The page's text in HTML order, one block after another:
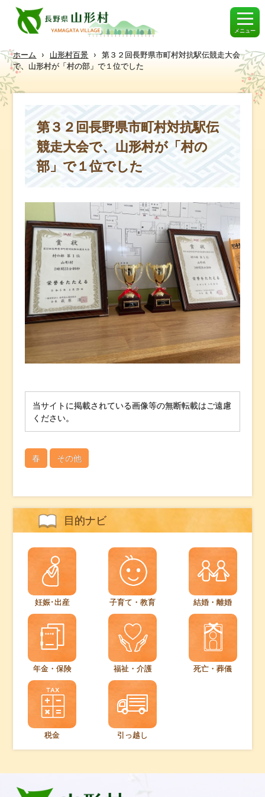
メニュー
ホーム › 山形村百景 ›
第３２回長野県市町村対抗駅伝競走大会
で、山形村が「村の部」で１位でした
第３２回長野県市町村対抗駅伝
競走大会で、山形村が「村の
部」で１位でした
当サイトに掲載されている画像等の無断転載はご遠慮
ください。
春 その他
目的ナビ
妊娠･出産 子育て・教育 結婚・離婚
年金・保険 福祉・介護 死亡・葬儀
税金 引っ越し